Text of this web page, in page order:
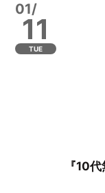
01/
11
TUE
『10